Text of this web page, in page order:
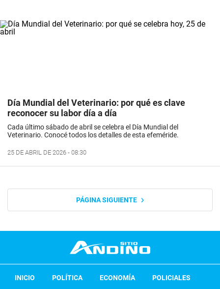
Día Mundial del Veterinario: por qué es clave
reconocer su labor día a día
Cada último sábado de abril se celebra el Día Mundial del
Veterinario. Conocé todos los detalles de esta efeméride.
25 DE ABRIL DE 2026 - 08:30
PÁGINA SIGUIENTE
INICIO POLÍTICA ECONOMÍA
POLICIALES